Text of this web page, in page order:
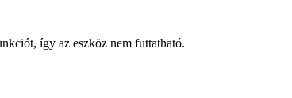
így az eszköz nem futtatható.